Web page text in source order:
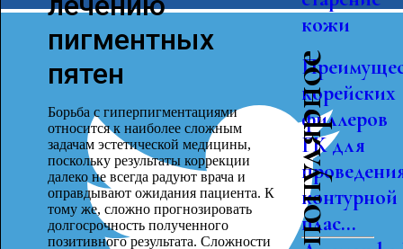
пигментных
пятен
Борьба с гиперпигментациями
относится к наиболее сложным
задачам эстетической медицины,
поскольку результаты коррекции
далеко не всегда радуют врача и
оправдывают ожидания пациента. К
тому же, сложно прогнозировать
долгосрочность полученного
позитивного результата. Сложности
кожи
корейских
филлеров
ГК для
контурной
плас...